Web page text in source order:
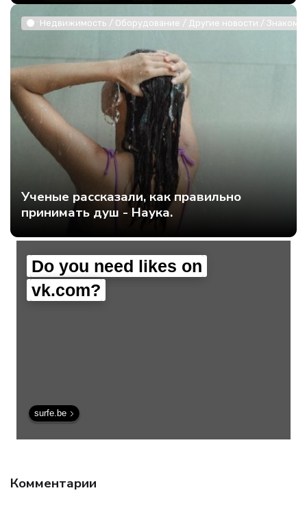
Недвижимость / Оборудование / Другие новости /
Ученые рассказали, как правильно
принимать душ - Наука.
Do you need likes on
vk.com?
surfe.be
Комментарии